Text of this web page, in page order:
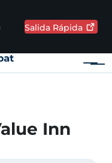
Salida Rápida
Menú
navigation
Inn